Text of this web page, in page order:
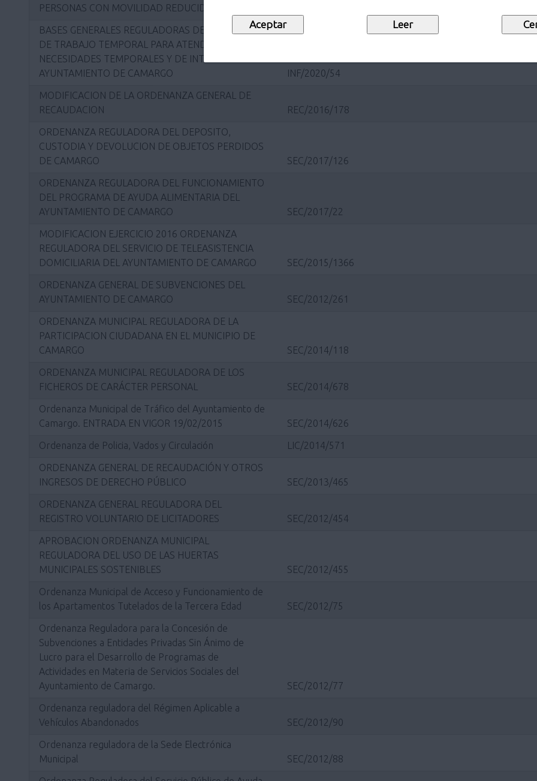
PERSONAS CON MOVILIDAD REDUCIDA.
BASES GENERALES REGULADORAS DE LAS BOLSA
DE TRABAJO TEMPORAL PARA ATENDER LAS
NECESIDADES TEMPORALES Y DE INTERINIDAD DEL
AYUNTAMIENTO DE CAMARGO
INF/2020/54
MODIFICACION DE LA ORDENANZA GENERAL DE
RECAUDACION
REC/2016/178
ORDENANZA REGULADORA DEL DEPOSITO,
CUSTODIA Y DEVOLUCION DE OBJETOS PERDIDOS
DE CAMARGO
SEC/2017/126
ORDENANZA REGULADORA DEL FUNCIONAMIENTO
DEL PROGRAMA DE AYUDA ALIMENTARIA DEL
AYUNTAMIENTO DE CAMARGO
SEC/2017/22
MODIFICACION EJERCICIO 2016 ORDENANZA
REGULADORA DEL SERVICIO DE TELEASISTENCIA
DOMICILIARIA DEL AYUNTAMIENTO DE CAMARGO
SEC/2015/1366
ORDENANZA GENERAL DE SUBVENCIONES DEL
AYUNTAMIENTO DE CAMARGO
SEC/2012/261
ORDENANZA MUNICIPAL REGULADORA DE LA
PARTICIPACION CIUDADANA EN EL MUNICIPIO DE
CAMARGO
SEC/2014/118
ORDENANZA MUNICIPAL REGULADORA DE LOS
FICHEROS DE CARÁCTER PERSONAL
SEC/2014/678
Ordenanza Municipal de Tráfico del Ayuntamiento de
Camargo. ENTRADA EN VIGOR 19/02/2015
SEC/2014/626
Ordenanza de Policia, Vados y Circulación LIC/2014/571
ORDENANZA GENERAL DE RECAUDACIÓN Y OTROS
INGRESOS DE DERECHO PÚBLICO
SEC/2013/465
ORDENANZA GENERAL REGULADORA DEL
REGISTRO VOLUNTARIO DE LICITADORES
SEC/2012/454
APROBACION ORDENANZA MUNICIPAL
REGULADORA DEL USO DE LAS HUERTAS
MUNICIPALES SOSTENIBLES
SEC/2012/455
Ordenanza Municipal de Acceso y Funcionamiento de
los Apartamentos Tutelados de la Tercera Edad
SEC/2012/75
Ordenanza Reguladora para la Concesión de
Subvenciones a Entidades Privadas Sin Ánimo de
Lucro para el Desarrollo de Programas de
Actividades en Materia de Servicios Sociales del
Ayuntamiento de Camargo.
SEC/2012/77
Ordenanza reguladora del Régimen Aplicable a
Vehículos Abandonados
SEC/2012/90
Ordenanza reguladora de la Sede Electrónica
Municipal
SEC/2012/88